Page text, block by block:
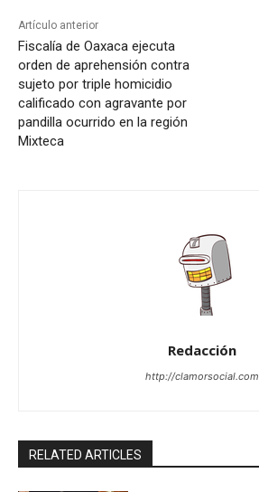
Artículo anterior
Fiscalía de Oaxaca ejecuta
orden de aprehensión contra
sujeto por triple homicidio
calificado con agravante por
pandilla ocurrido en la región
Mixteca
Redacción
http://clamorsocial.com
RELATED ARTICLES